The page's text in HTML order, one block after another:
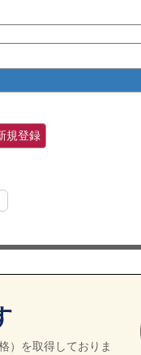
規登録
）を取得しておりま